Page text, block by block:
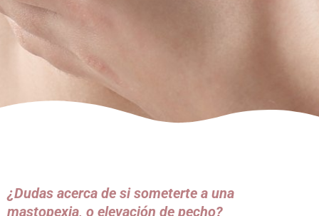
¿Dudas acerca de si someterte a una
mastopexia, o elevación de pecho?